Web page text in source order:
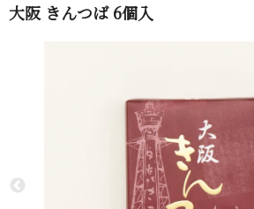
大阪 きんつば 6個入